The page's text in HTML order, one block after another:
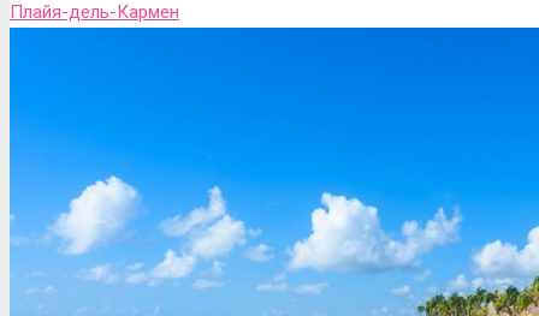
Плайя-дель-Кармен